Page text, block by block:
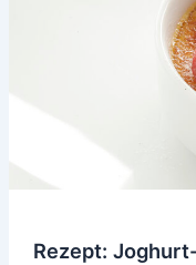
Rezept: